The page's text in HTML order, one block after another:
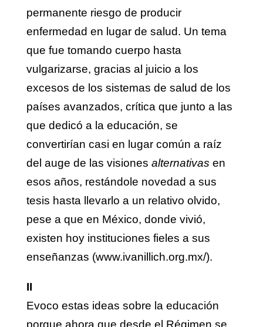
permanente riesgo de producir
enfermedad en lugar de salud. Un tema
que fue tomando cuerpo hasta
vulgarizarse, gracias al juicio a los
excesos de los sistemas de salud de los
países avanzados, crítica que junto a las
que dedicó a la educación, se
convertirían casi en lugar común a raíz
del auge de las visiones alternativas en
esos años, restándole novedad a sus
tesis hasta llevarlo a un relativo olvido,
pese a que en México, donde vivió,
existen hoy instituciones fieles a sus
enseñanzas (www.ivanillich.org.mx/).
II
Evoco estas ideas sobre la educación
porque ahora que desde el Régimen se